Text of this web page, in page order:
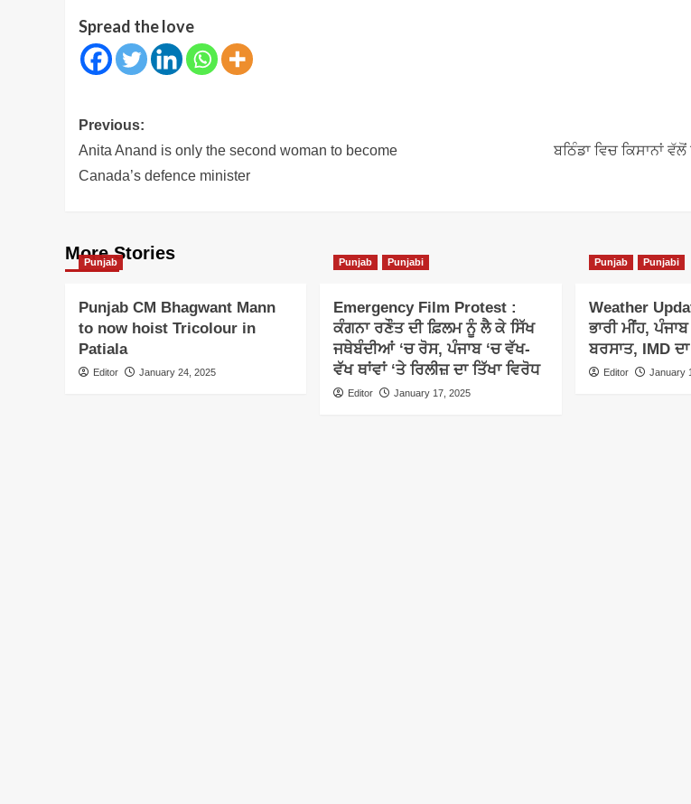
Spread the love
Post
navigation
Previous:
Anita Anand is only the second woman to become
Canada’s defence minister
ਬਠਿੰਡਾ ਵਿਚ ਕਿਸਾਨਾਂ
More Stories
Punjab
Punjab CM Bhagwant Mann
to now hoist Tricolour in
Patiala
Editor January 24, 2025
Punjab Punjabi
Emergency Film Protest :
ਕੰਗਨਾ ਰਣੌਤ ਦੀ ਫ਼ਿਲਮ ਨੂੰ ਲੈ ਕੇ ਸਿੱਖ
ਜਥੇਬੰਦੀਆਂ ‘ਚ ਰੋਸ, ਪੰਜਾਬ ‘ਚ ਵੱਖ-
ਵੱਖ ਥਾਂਵਾਂ ‘ਤੇ ਰਿਲੀਜ਼ ਦਾ ਤਿੱਖਾ ਵਿਰੋਧ
Editor January 17, 2025
Punjab Punjabi
Weather
ਭਾਰੀ ਮੀਂਹ,
ਬਰਸਾਤ, IMD
Editor January